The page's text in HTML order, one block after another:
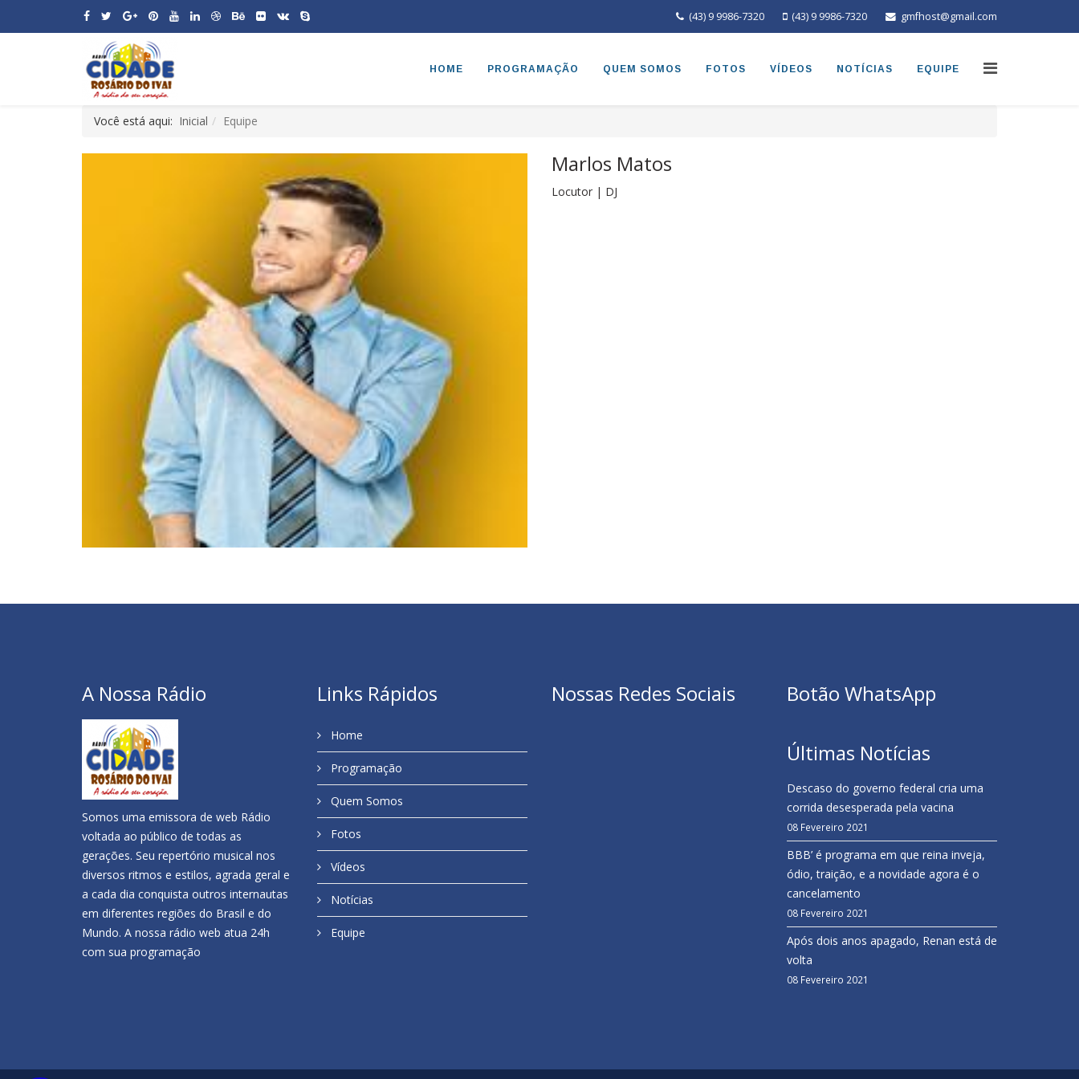
(43) 9 9986-7320 (43) 9 9986-7320 gmfhost@gmail.com
HOME PROGRAMAÇÃO QUEM SOMOS FOTOS VÍDEOS NOTÍCIAS EQUIPE
Você está aqui: Inicial Equipe
Marlos Matos
Locutor | DJ
A Nossa Rádio
Somos uma emissora de web Rádio
voltada ao público de todas as
gerações. Seu repertório musical nos
diversos ritmos e estilos, agrada geral e
a cada dia conquista outros internautas
em diferentes regiões do Brasil e do
Mundo. A nossa rádio web atua 24h
com sua programação
Links Rápidos
Home
Programação
Quem Somos
Fotos
Vídeos
Notícias
Equipe
Nossas Redes Sociais Botão WhatsApp
Últimas Notícias
Descaso do governo federal cria uma
corrida desesperada pela vacina
08 Fevereiro 2021
BBB’ é programa em que reina inveja,
ódio, traição, e a novidade agora é o
cancelamento
08 Fevereiro 2021
Após dois anos apagado, Renan está de
volta
08 Fevereiro 2021